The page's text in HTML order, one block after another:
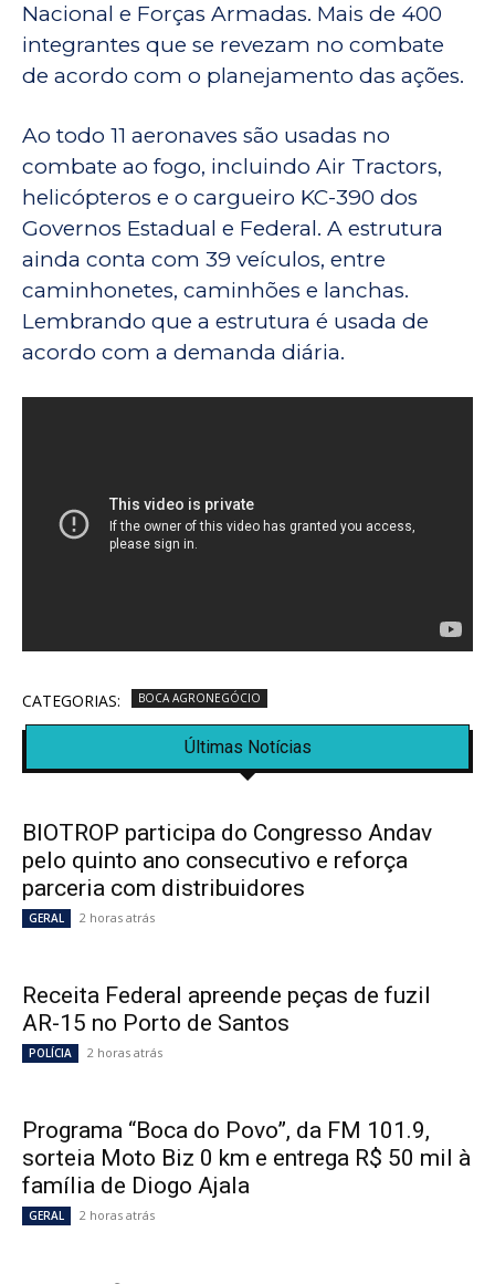
Nacional e Forças Armadas. Mais de 400
integrantes que se revezam no combate
de acordo com o planejamento das ações.
Ao todo 11 aeronaves são usadas no
combate ao fogo, incluindo Air Tractors,
helicópteros e o cargueiro KC-390 dos
Governos Estadual e Federal. A estrutura
ainda conta com 39 veículos, entre
caminhonetes, caminhões e lanchas.
Lembrando que a estrutura é usada de
acordo com a demanda diária.
CATEGORIAS: BOCA AGRONEGÓCIO
Últimas Notícias
BIOTROP participa do Congresso Andav
pelo quinto ano consecutivo e reforça
parceria com distribuidores
GERAL 2 horas atrás
Receita Federal apreende peças de fuzil
AR-15 no Porto de Santos
POLÍCIA 2 horas atrás
Programa “Boca do Povo”, da FM 101.9,
sorteia Moto Biz 0 km e entrega R$ 50 mil à
família de Diogo Ajala
GERAL 2 horas atrás